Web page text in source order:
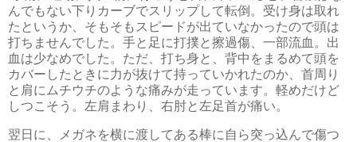
んでもない下りカーブでスリップして転倒。受け身は取れ
たというか、そもそもスピードが出ていなかったので頭は
打ちませんでした。手と足に打撲と擦過傷、一部流血。出
血は少なめでした。ただ、打ち身と、背中をまるめて頭を
カバーしたときに力が抜けて持っていかれたのか、首周り
と肩にムチウチのような痛みが走っています。軽めだけど
しつこそう。左肩まわり、右肘と左足首が痛い。
翌日に、メガネを横に渡してある棒に自ら突っ込んで傷つ